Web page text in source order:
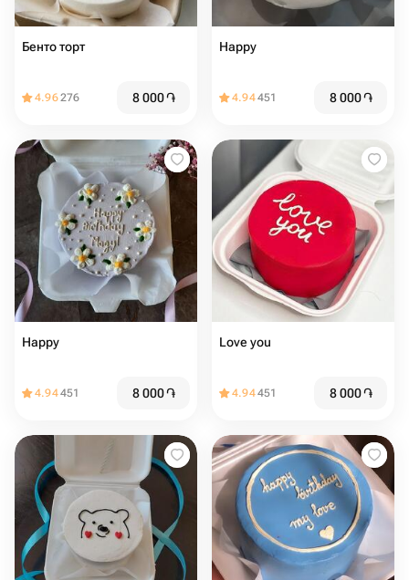
Бенто торт
4.96276 8 000֏
Happy
4.94451 8 000֏
Happy
4.94451 8 000֏
Love you
4.94451 8 000֏